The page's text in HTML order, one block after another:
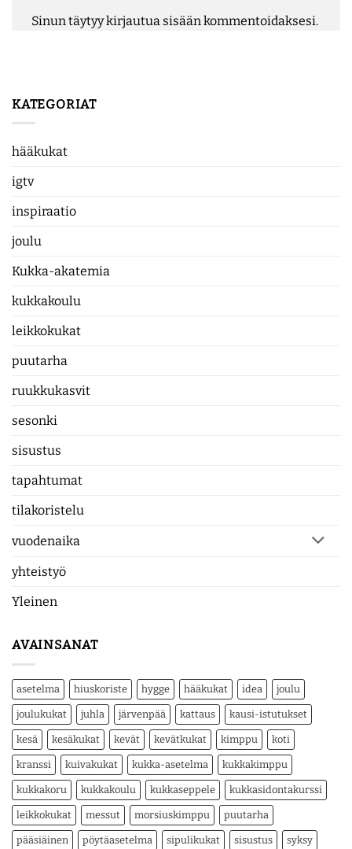
KATEGORIAT
hääkukat
igtv
inspiraatio
joulu
Kukka-akatemia
kukkakoulu
leikkokukat
puutarha
ruukkukasvit
sesonki
sisustus
tapahtumat
tilakoristelu
vuodenaika
yhteistyö
Yleinen
AVAINSANAT
asetelma hiuskoriste hygge hääkukat idea joulu
joulukukat juhla järvenpää kattaus kausi-istutukset
kesä kesäkukat kevät kevätkukat kimppu koti
kranssi kuivakukat kukka-asetelma kukkakimppu
kukkakoru kukkakoulu kukkaseppele kukkasidontakurssi
leikkokukat messut morsiuskimppu puutarha
pääsiäinen pöytäasetelma sipulikukat sisustus syksy
Sinun täytyykirjautua sisäänkommentoidaksesi.